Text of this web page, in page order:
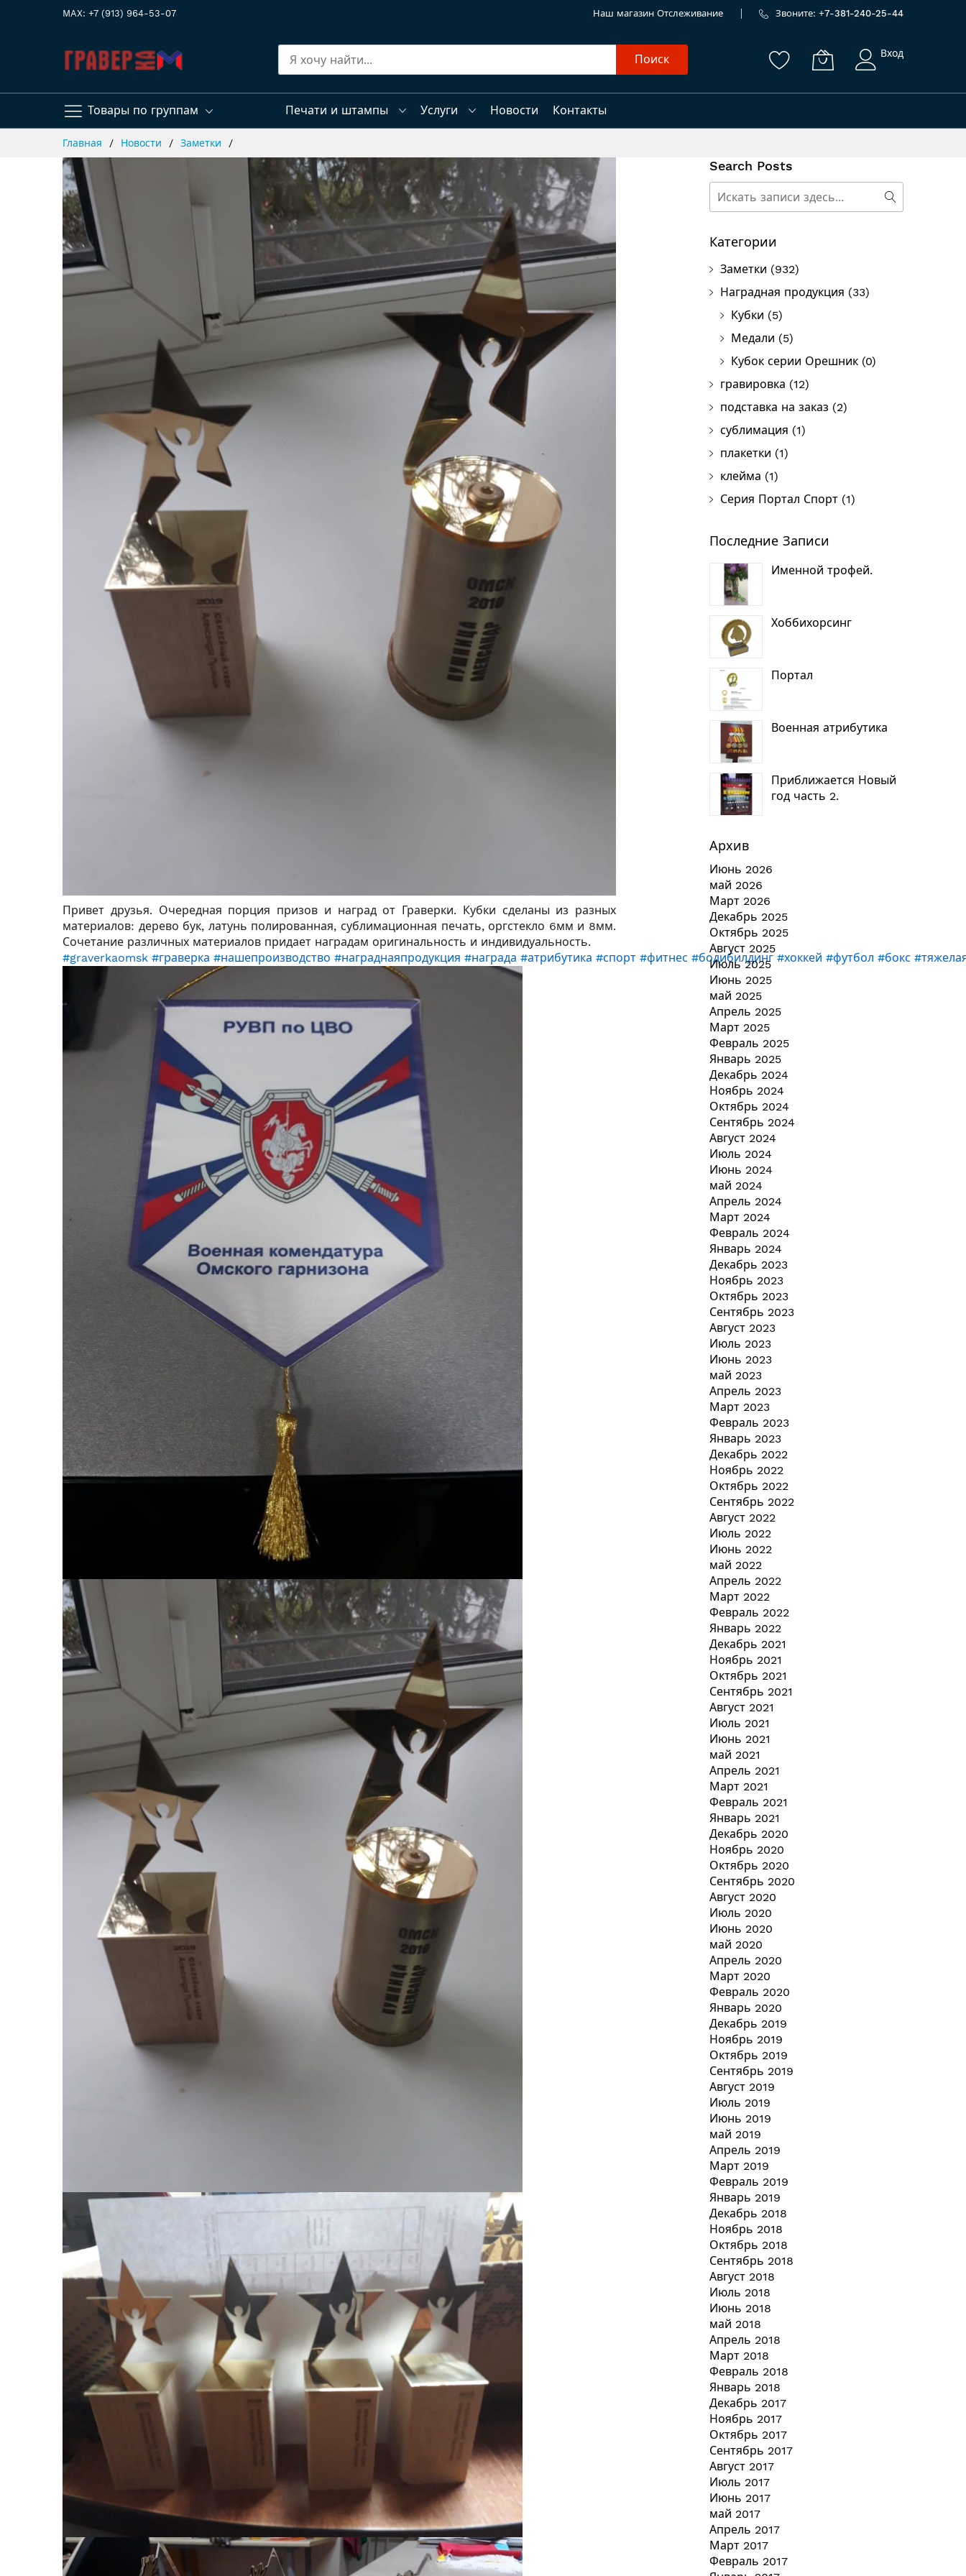
MAX: +7 (913) 964-53-07 Наш магазин Отслеживание Звоните: +7-381-240-25-44
Товары по группам
Поиск Вход
Печати и штампы Услуги Новости
Контакты
Главная Новости Заметки
Привет друзья. Очередная порция призов и наград от Граверки. Кубки сделаны из разных
материалов: дерево бук, латунь полированная, сублимационная печать, оргстекло 6мм и 8мм.
Сочетание различных материалов придает наградам оригинальность и индивидуальность.
#graverkaomsk #граверка #нашепроизводство #награднаяпродукция #награда #атрибутика #спорт #фитнес #бодибилдинг #хоккей #футбол #бокс
Search Posts
Поиск
Категории
Заметки (932)
Наградная продукция (33)
Кубки (5)
Медали (5)
Кубок серии Орешник (0)
гравировка (12)
подставка на заказ (2)
сублимация (1)
плакетки (1)
клейма (1)
Серия Портал Спорт (1)
Последние Записи
Именной трофей.
Хоббихорсинг
Портал
Военная атрибутика
Приближается Новый
год часть 2.
Архив
Июнь 2026
май 2026
Март 2026
Декабрь 2025
Октябрь 2025
Август 2025
Июль 2025
Июнь 2025
май 2025
Апрель 2025
Март 2025
Февраль 2025
Январь 2025
Декабрь 2024
Ноябрь 2024
Октябрь 2024
Сентябрь 2024
Август 2024
Июль 2024
Июнь 2024
май 2024
Апрель 2024
Март 2024
Февраль 2024
Январь 2024
Декабрь 2023
Ноябрь 2023
Октябрь 2023
Сентябрь 2023
Август 2023
Июль 2023
Июнь 2023
май 2023
Апрель 2023
Март 2023
Февраль 2023
Январь 2023
Декабрь 2022
Ноябрь 2022
Октябрь 2022
Сентябрь 2022
Август 2022
Июль 2022
Июнь 2022
май 2022
Апрель 2022
Март 2022
Февраль 2022
Январь 2022
Декабрь 2021
Ноябрь 2021
Октябрь 2021
Сентябрь 2021
Август 2021
Июль 2021
Июнь 2021
май 2021
Апрель 2021
Март 2021
Февраль 2021
Январь 2021
Декабрь 2020
Ноябрь 2020
Октябрь 2020
Сентябрь 2020
Август 2020
Июль 2020
Июнь 2020
май 2020
Апрель 2020
Март 2020
Февраль 2020
Январь 2020
Декабрь 2019
Ноябрь 2019
Октябрь 2019
Сентябрь 2019
Август 2019
Июль 2019
Июнь 2019
май 2019
Апрель 2019
Март 2019
Февраль 2019
Январь 2019
Декабрь 2018
Ноябрь 2018
Октябрь 2018
Сентябрь 2018
Август 2018
Июль 2018
Июнь 2018
май 2018
Апрель 2018
Март 2018
Февраль 2018
Январь 2018
Декабрь 2017
Ноябрь 2017
Октябрь 2017
Сентябрь 2017
Август 2017
Июль 2017
Июнь 2017
май 2017
Апрель 2017
Март 2017
Февраль 2017